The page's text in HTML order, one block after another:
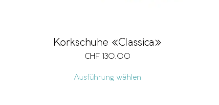
Korkschuhe «Classica»
CHF 130.00
Ausführung wählen